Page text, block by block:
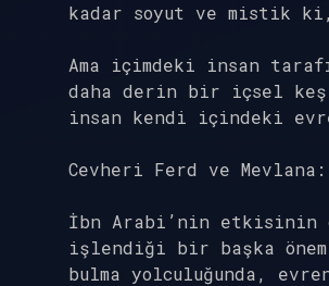
kadar soyut ve mistik ki,
Ama içimdeki insan
daha derin bir içsel keşif
insan kendi içindeki
Cevheri Ferd ve
İbn Arabi’nin etkisinin
işlendiği bir başka
bulma yolculuğunda,